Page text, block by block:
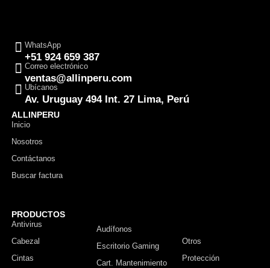
WhatsApp
+51 924 659 387
Correo electrónico
ventas@allinperu.com
Ubícanos
Av. Uruguay 494 Int. 27 Lima, Perú
ALLINPERU
Inicio
Nosotros
Contáctanos
Buscar factura
PRODUCTOS
Antivirus
Cabezal
Cintas
Audífonos
Escritorio Gaming
Cart. Mantenimiento
Otros
Protección